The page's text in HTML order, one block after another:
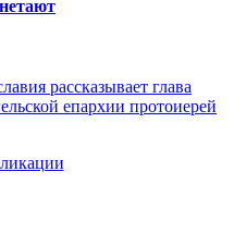
рассказывает глава
епархии протоиерей